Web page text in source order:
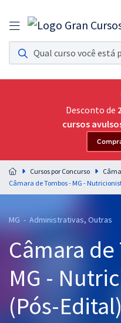
Assinatura Ilimitada 11
Acesso a todos os cursos. Teste
Assinatura OAB Até
Acesso ilimitado a toda
Residências
Preparação completa e intensiva
residências em saúde do Brasil
Cursos 20% OFF
Pós
Graduação
Desconto de
cursos
Cursos por Concurso
Câmara de Tombos - MG -
MG - Administrativas, Outras
Câmara
MG -
(Pós-Edital)